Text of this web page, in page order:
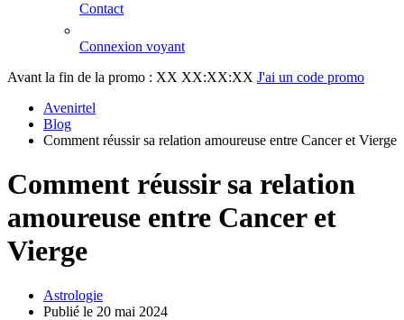
Contact
Connexion voyant
Avant la fin de la promo : XX XX:XX:XX J'ai un code promo
Avenirtel
Blog
Comment réussir sa relation amoureuse entre Cancer et Vierge
Comment réussir sa relation
amoureuse entre Cancer et
Vierge
Astrologie
Publié le 20 mai 2024